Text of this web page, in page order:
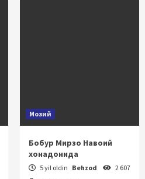
Мозий
Бобур Мирзо Навоий
хонадонида
5 yil oldin Behzod 2 607